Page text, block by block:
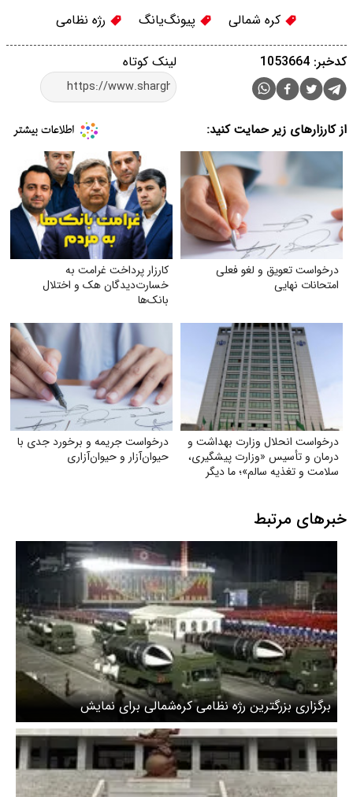
کره شمالی پیونگ‌یانگ رژه نظامی
لینک کوتاه کدخبر: 1053664
از کارزارهای زیر حمایت کنید:
درخواست تعویق و لغو فعلی
امتحانات نهایی
کارزار پرداخت غرامت به
خسارت‌دیدگان هک و اختلال
بانک‌ها
درخواست انحلال وزارت بهداشت و
درمان و تأسیس «وزارت پیشگیری،
سلامت و تغذیه سالم»؛ ما دیگر
درخواست جریمه و برخورد جدی با
حیوان‌آزار و حیوان‌آزاری
خبرهای مرتبط
برگزاری بزرگترین رژه نظامی کره‌شمالی برای نمایش
بالستیک‌های جدید